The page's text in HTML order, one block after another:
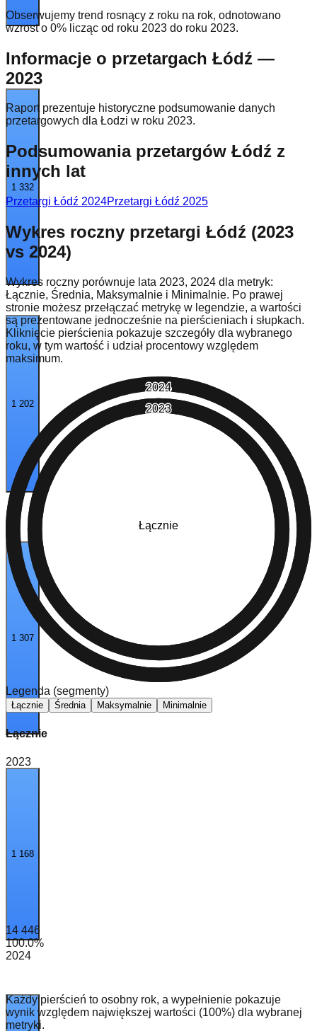
1 332
1 202
1 307
1 168
Obserwujemy trend rosnący z roku na rok, odnotowano
wzrost o 0% licząc od roku 2023 do roku 2023.
Informacje o przetargach Łódź —
2023
Raport prezentuje historyczne podsumowanie danych
przetargowych dla Łodzi w roku 2023.
Podsumowania przetargów Łódź z
innych lat
Przetargi Łódź 2024Przetargi Łódź 2025
Wykres roczny przetargi Łódź (2023
vs 2024)
Wykres roczny porównuje lata 2023, 2024 dla metryk:
Łącznie, Średnia, Maksymalnie i Minimalnie. Po prawej
stronie możesz przełączać metrykę w legendzie, a wartości
są prezentowane jednocześnie na pierścieniach i słupkach.
Kliknięcie pierścienia pokazuje szczegóły dla wybranego
roku, w tym wartość i udział procentowy względem
maksimum.
2024
2023
Łącznie
Legenda (segmenty)
Łącznie Średnia Maksymalnie Minimalnie
Łącznie
2023
14 446
100.0%
2024
Każdy pierścień to osobny rok, a wypełnienie pokazuje
wynik względem największej wartości (100%) dla wybranej
metryki.